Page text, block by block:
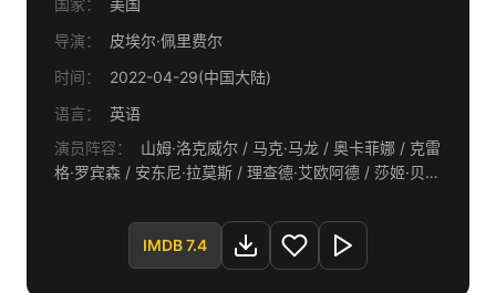
国家：
美国
导演：
皮埃尔·佩里费尔
时间：
2022-04-29(中国大陆)
语言：
英语
演员阵容：
山姆·洛克威尔 / 马克·马龙 / 奥卡菲娜 / 克雷
格·罗宾森 / 安东尼·拉莫斯 / 理查德·艾欧阿德 / 莎姬·贝兹
IMDB 7.4